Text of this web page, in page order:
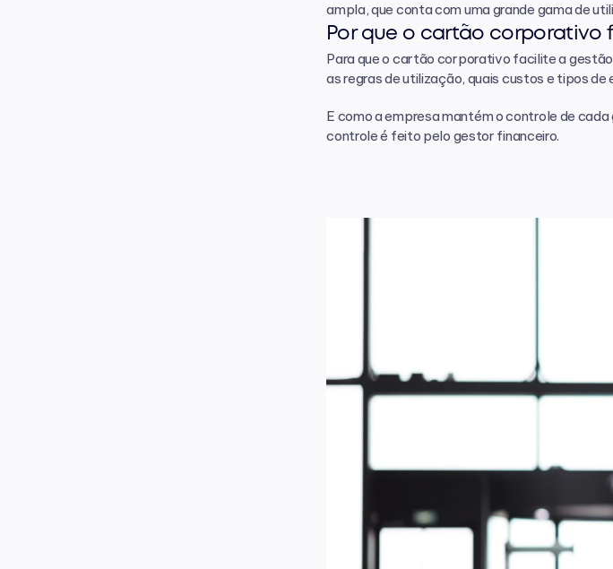
ampla, que conta com uma grande gama de
Por que o cartão corporativo
Para que o cartão corporativo facilite a
as regras de utilização, quais custos e tipos
E como a empresa mantém o controle de
controle é feito pelo gestor financeiro.